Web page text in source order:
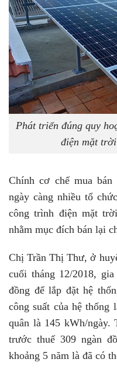
Phát triển đúng quy
điện mặt
Chính cơ chế mua
ngày càng nhiều tổ
công trình điện mặt
nhằm mục đích bán lại
Chị Trần Thị Thư, ở
cuối tháng 12/2018,
đồng để lắp đặt hệ
công suất của hệ
quân là 145 kWh/ngày.
trước thuế 309 ngàn
khoảng 5 năm là đã có